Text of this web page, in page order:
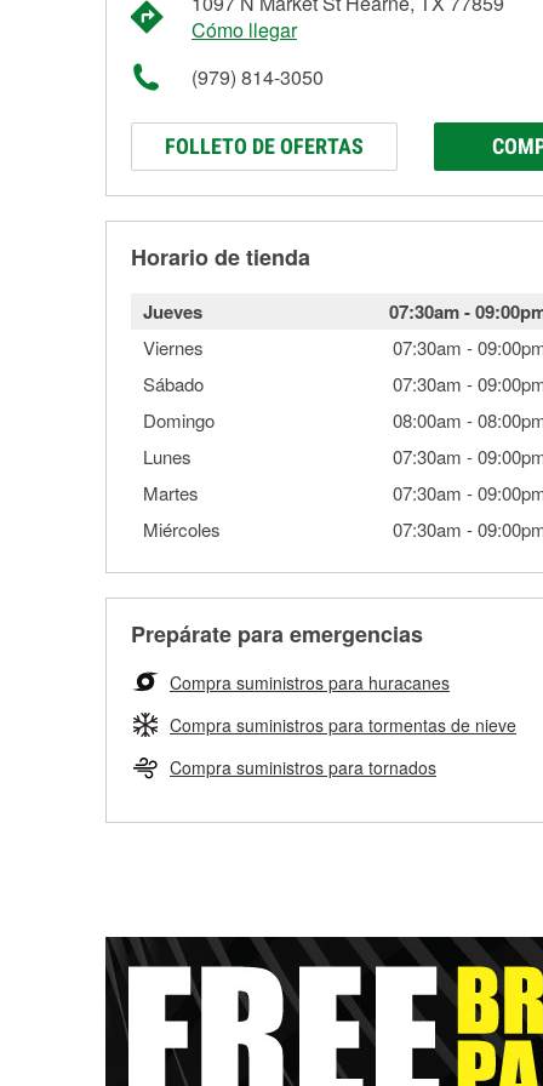
Cómo llegar
(979) 814-3050
FOLLETO DE OFERTAS
Horario de tienda
Jueves 07:30am-
Viernes 07:30am -
Sábado
07:30am -
Domingo
08:00am -
Lunes
07:30am -
Martes
07:30am -
Miércoles
07:30am -
Prepárate para emergencias
Compra suministros para huracanes
Compra suministros para tormentas de nieve
Compra suministros para tornados